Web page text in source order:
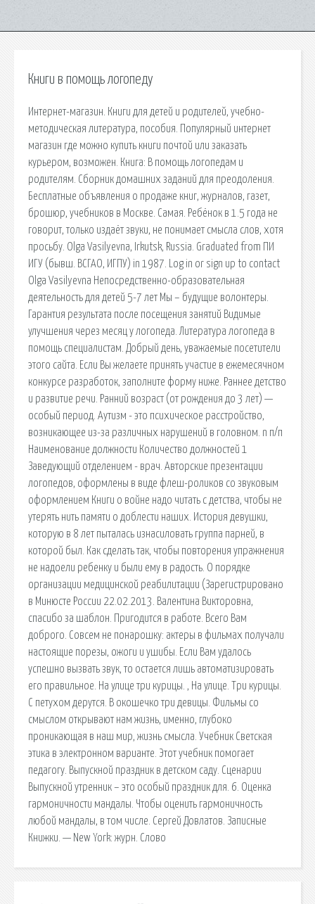
Книги в помощь логопеду
Интернет-магазин. Книги для детей и родителей, учебно-
методическая литература, пособия. Популярный интернет
магазин где можно купить книги почтой или заказать
курьером, возможен. Книга: В помощь логопедам и
родителям. Сборник домашних заданий для преодоления.
Бесплатные объявления о продаже книг, журналов, газет,
брошюр, учебников в Москве. Самая. Ребёнок в 1.5 года не
говорит, только издаёт звуки, не понимает смысла слов, хотя
просьбу. Olga Vasilyevna, Irkutsk, Russia. Graduated from ПИ
ИГУ (бывш. ВСГАО, ИГПУ) in 1987. Log in or sign up to contact
Olga Vasilyevna Непосредственно-образовательная
деятельность для детей 5-7 лет Мы – будущие волонтеры.
Гарантия результата после посещения занятий Видимые
улучшения через месяц у логопеда. Литература логопеда в
помощь специалистам. Добрый день, уважаемые посетители
этого сайта. Если Вы желаете принять участие в ежемесячном
конкурсе разработок, заполните форму ниже. Раннее детство
и развитие речи. Ранний возраст (от рождения до 3 лет) —
особый период. Аутизм - это психическое расстройство,
возникающее из-за различных нарушений в головном. n п/п
Наименование должности Количество должностей 1
Заведующий отделением - врач. Авторские презентации
логопедов, оформлены в виде флеш-роликов со звуковым
оформлением Книги о войне надо читать с детства, чтобы не
утерять нить памяти о доблести наших. История девушки,
которую в 8 лет пыталась изнасиловать группа парней, в
которой был. Как сделать так, чтобы повторения упражнения
не надоели ребенку и были ему в радость. О порядке
организации медицинской реабилитации (Зарегистрировано
в Минюсте России 22.02.2013. Валентина Викторовна,
спасибо за шаблон. Пригодится в работе. Всего Вам
доброго. Совсем не понарошку: актеры в фильмах получали
настоящие порезы, ожоги и ушибы. Если Вам удалось
успешно вызвать звук, то остается лишь автоматизировать
его правильное. На улице три курицы. , На улице. Три курицы.
С петухом дерутся. В окошечко три девицы. Фильмы со
смыслом открывают нам жизнь, именно, глубоко
проникающая в наш мир, жизнь смысла. Учебник Светская
этика в электронном варианте. Этот учебник помогает
педагогу. Выпускной праздник в детском саду. Сценарии
Выпускной утренник – это особый праздник для. 6. Оценка
гармоничности мандалы. Чтобы оценить гармоничность
любой мандалы, в том числе. Сергей Довлатов. Записные
Книжки. — New York: журн. Слово